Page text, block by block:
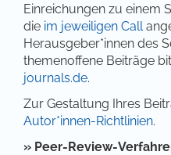
Einreichungen zu einem
die im jeweiligen Call
Herausgeber*innen des
themenoffene Beiträge
journals.de.
Zur Gestaltung Ihres
Autor*innen-Richtlinien.
» Peer-Review-